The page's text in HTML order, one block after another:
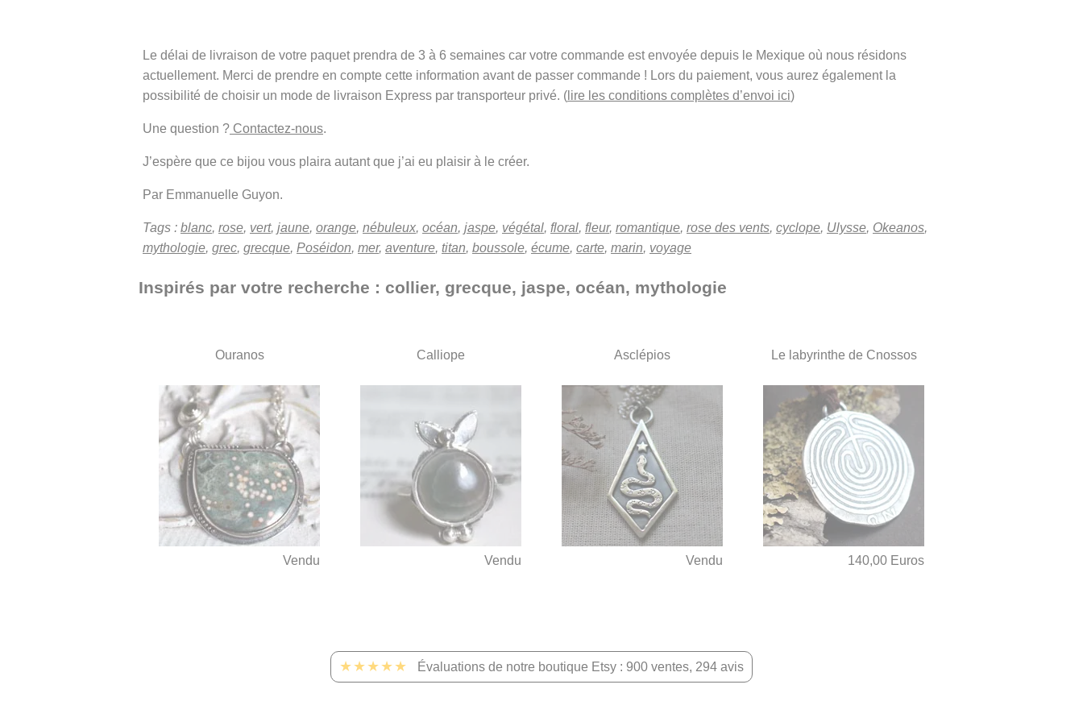
Le délai de livraison de votre paquet prendra de 3 à 6 semaines car votre commande est envoyée depuis le Mexique où nous résidons
actuellement. Merci de prendre en compte cette information avant de passer commande ! Lors du paiement, vous aurez également la
possibilité de choisir un mode de livraison Express par transporteur privé. ( lire les conditions complètes d’envoi ici)
Une question ? Contactez-nous.
J’espère que ce bijou vous plaira autant que j’ai eu plaisir à le créer.
Par Emmanuelle Guyon.
Tags : blanc, rose, vert, jaune, orange, nébuleux, océan, jaspe, végétal, floral, fleur, romantique, rose des vents, cyclope, Ulysse, Okeanos,
mythologie, grec, grecque, Poséidon, mer, aventure, titan, boussole, écume, carte, marin, voyage
Inspirés par votre recherche : collier, grecque, jaspe, océan, mythologie
Ouranos
Vendu
Calliope
Vendu
Asclépios
Vendu
Le labyrinthe de Cnossos
140,00 Euros
★★★★★ Évaluations de notre boutique Etsy : 900 ventes, 294 avis